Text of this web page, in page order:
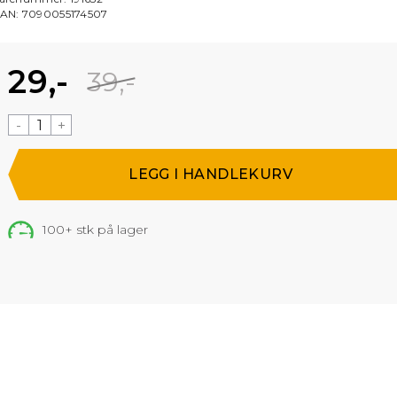
7090055174507
29,- 39,-
- +
100+ stk på lager